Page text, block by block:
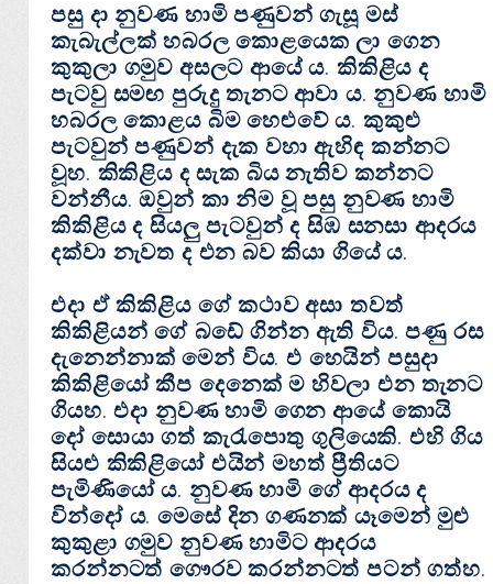
පසු දා නුවණ හාමි පණුවන් ගැසූ මස්‌
කැබැල්ලක්‌ හබරල කොළයෙක ලා ගෙන
කුකුලා ගමුව අසලට ආයේ ය. කිකිළිය ද
පැටවු සමඟ පුරුදු තැනට ආවා ය. නුවණ හාමි
හබරල කොළය බිම හෙළුවේ ය. කුකුළු
පැටවුන් පණුවන් දැක වහා ඇහිඳ කන්නට
වූහ. කිකිළිය ද සැක බිය නැතිව කන්නට
වන්නීය. ඔවුන් කා නිම වූ පසු නුවණ හාමි
කිකිළිය ද සියලු පැටවුන් ද සිඹ සනසා ආදරය
දක්‌වා නැවත ද එන බව කියා ගියේ ය.
එදා ඒ කිකිළිය ගේ කථාව අසා තවත්
කිකිළියන් ගේ බඩේ ගින්න ඇති විය. පණු රස
දැනෙන්නාක්‌ මෙන් විය. එ හෙයින් පසුදා
කිකිළියෝ කීප දෙනෙක්‌ ම හිවලා එන තැනට
ගියහ. එදා නුවණ හාමි ගෙන ආයේ කොයි
දෝ සොයා ගත් කැරැපොතු ගුලියෙකි. එහි ගිය
සියළු කිකිළියෝ එයින් මහත් ප්‍රීතියට
පැමිණියෝ ය. නුවණ හාමි ගේ ආදරය ද
වින්දෝ ය. මෙසේ දින ගණනක්‌ යෑමෙන් මුළු
කුකුළා ගමුව නුවණ හාමිට ආදරය
කරන්නටත් ගෞරව කරන්නටත් පටන් ගත්හ.